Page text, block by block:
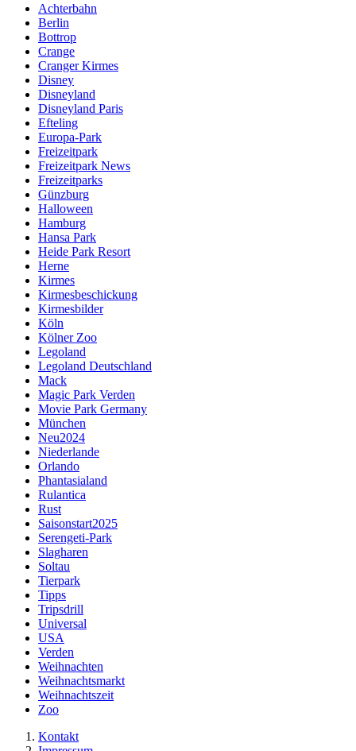
Achterbahn
Berlin
Bottrop
Crange
Cranger Kirmes
Disney
Disneyland
Disneyland Paris
Efteling
Europa-Park
Freizeitpark
Freizeitpark News
Freizeitparks
Günzburg
Halloween
Hamburg
Hansa Park
Heide Park Resort
Herne
Kirmes
Kirmesbeschickung
Kirmesbilder
Köln
Kölner Zoo
Legoland
Legoland Deutschland
Mack
Magic Park Verden
Movie Park Germany
München
Neu2024
Niederlande
Orlando
Phantasialand
Rulantica
Rust
Saisonstart2025
Serengeti-Park
Slagharen
Soltau
Tierpark
Tipps
Tripsdrill
Universal
USA
Verden
Weihnachten
Weihnachtsmarkt
Weihnachtszeit
Zoo
Kontakt